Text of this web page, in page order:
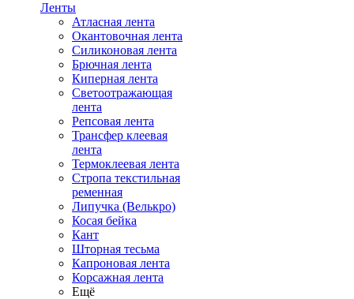
Ленты
Атласная лента
Окантовочная лента
Силиконовая лента
Брючная лента
Киперная лента
Светоотражающая
лента
Репсовая лента
Трансфер клеевая
лента
Термоклеевая лента
Стропа текстильная
ременная
Липучка (Велькро)
Косая бейка
Кант
Шторная тесьма
Капроновая лента
Корсажная лента
Ещё